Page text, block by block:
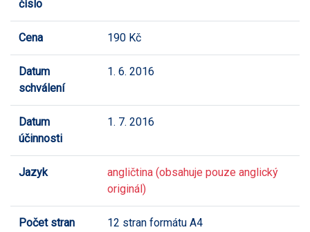
číslo
Cena 190 Kč
Datum
schválení
1. 6. 2016
Datum
účinnosti
1. 7. 2016
Jazyk
angličtina (obsahuje pouze anglický
originál)
Počet stran 12 stran formátu A4